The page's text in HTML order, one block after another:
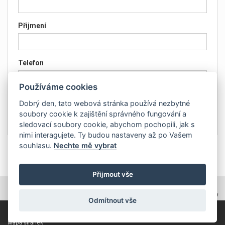
Přijmení
Telefon
Email
Mapa stránek
TOPWEBY - webhosting, domény, tvorba www
Používáme cookies
Dobrý den, tato webová stránka používá nezbytné
soubory cookie k zajištění správného fungování a
sledovací soubory cookie, abychom pochopili, jak s
nimi interagujete. Ty budou nastaveny až po Vašem
souhlasu. Nechte mě vybrat
Přijmout vše
Odmítnout vše